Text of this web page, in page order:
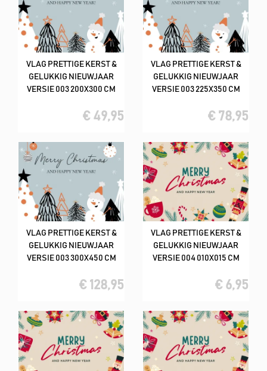
VLAG PRETTIGE KERST &
GELUKKIG NIEUWJAAR
VERSIE 003 200X300 CM
€ 49,95
VLAG PRETTIGE KERST &
GELUKKIG NIEUWJAAR
VERSIE 003 225X350 CM
€ 78,95
VLAG PRETTIGE KERST &
GELUKKIG NIEUWJAAR
VERSIE 003 300X450 CM
€ 128,95
VLAG PRETTIGE KERST &
GELUKKIG NIEUWJAAR
VERSIE 004 010X015 CM
€ 6,95